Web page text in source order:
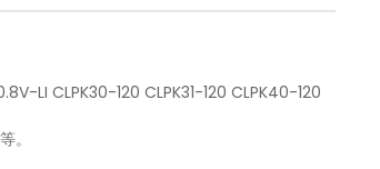
LI CLPK30-120 CLPK31-120 CLPK40-120
。